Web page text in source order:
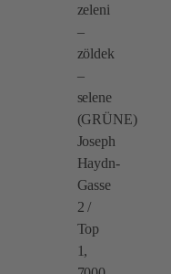
zeleni
–
zöldek
–
selene
(GRÜNE)
Joseph
Haydn-
Gasse
2 /
Top
1,